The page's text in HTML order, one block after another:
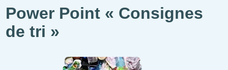
Power Point « Consignes
de tri »